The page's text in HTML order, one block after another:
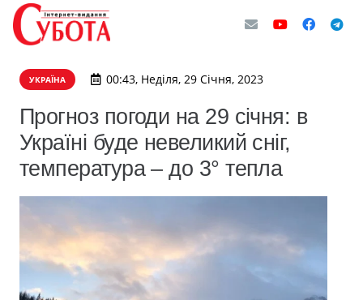
УКРАЇНА 00:43, Неділя, 29 Січня, 2023
Прогноз погоди на 29 січня: в
Україні буде невеликий сніг,
температура – до 3° тепла